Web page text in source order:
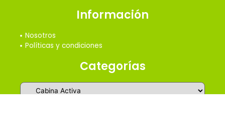
Información
Nosotros
Políticas y condiciones
Categorías